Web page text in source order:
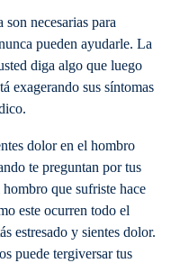
son necesarias para
pueden ayudarle. La
diga algo que luego
exagerando sus síntomas
dolor en el hombro
te preguntan por tus
que sufriste hace
este ocurren todo el
estresado y sientes dolor.
puede tergiversar tus